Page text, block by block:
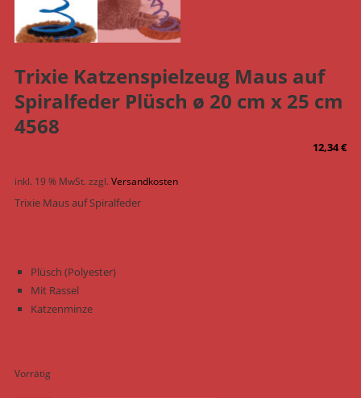
Trixie Katzenspielzeug Maus auf
Spiralfeder Plüsch ø 20 cm x 25 cm
4568
12,34€
inkl. 19 % MwSt.zzgl.Versandkosten
Trixie Maus auf Spiralfeder
Plüsch (Polyester)
Mit Rassel
Katzenminze
Vorrätig